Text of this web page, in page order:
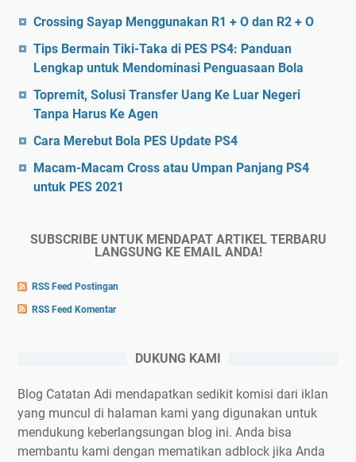
Crossing Sayap Menggunakan R1 + O dan R2 + O
Tips Bermain Tiki-Taka di PES PS4: Panduan
Lengkap untuk Mendominasi Penguasaan Bola
Topremit, Solusi Transfer Uang Ke Luar Negeri
Tanpa Harus Ke Agen
Cara Merebut Bola PES Update PS4
Macam-Macam Cross atau Umpan Panjang PS4
untuk PES 2021
SUBSCRIBE UNTUK MENDAPAT ARTIKEL TERBARU
LANGSUNG KE EMAIL ANDA!
RSS Feed Postingan
RSS Feed Komentar
DUKUNG KAMI
Blog Catatan Adi mendapatkan sedikit komisi dari iklan
yang muncul di halaman kami yang digunakan untuk
mendukung keberlangsungan blog ini. Anda bisa
membantu kami dengan mematikan adblock jika Anda